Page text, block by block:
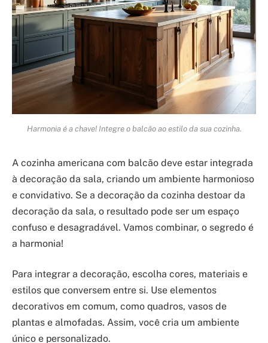
Harmonia é a chave! Integre o balcão ao estilo da sua cozinha.
A cozinha americana com balcão deve estar integrada
à decoração da sala, criando um ambiente harmonioso
e convidativo. Se a decoração da cozinha destoar da
decoração da sala, o resultado pode ser um espaço
confuso e desagradável. Vamos combinar, o segredo é
a harmonia!
Para integrar a decoração, escolha cores, materiais e
estilos que conversem entre si. Use elementos
decorativos em comum, como quadros, vasos de
plantas e almofadas. Assim, você cria um ambiente
único e personalizado.